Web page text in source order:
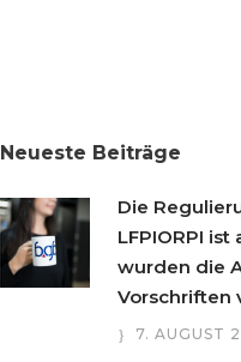
Neueste Beiträge
Die
LFPIORPI
wurden die
Vorschriften
7. AUGUST